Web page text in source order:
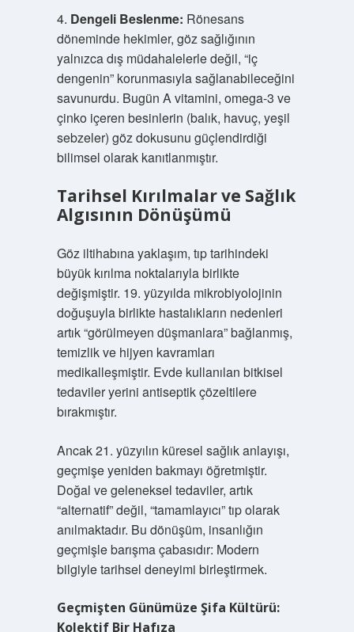
4. Dengeli Beslenme: Rönesans
döneminde hekimler, göz sağlığının
yalnızca dış müdahalelerle değil, “iç
dengenin” korunmasıyla sağlanabileceğini
savunurdu. Bugün A vitamini, omega-3 ve
çinko içeren besinlerin (balık, havuç, yeşil
sebzeler) göz dokusunu güçlendirdiği
bilimsel olarak kanıtlanmıştır.
Tarihsel Kırılmalar ve Sağlık
Algısının Dönüşümü
Göz iltihabına yaklaşım, tıp tarihindeki
büyük kırılma noktalarıyla birlikte
değişmiştir. 19. yüzyılda mikrobiyolojinin
doğuşuyla birlikte hastalıkların nedenleri
artık “görülmeyen düşmanlara” bağlanmış,
temizlik ve hijyen kavramları
medikalleşmiştir. Evde kullanılan bitkisel
tedaviler yerini antiseptik çözeltilere
bırakmıştır.
Ancak 21. yüzyılın küresel sağlık anlayışı,
geçmişe yeniden bakmayı öğretmiştir.
Doğal ve geleneksel tedaviler, artık
“alternatif” değil, “tamamlayıcı” tıp olarak
anılmaktadır. Bu dönüşüm, insanlığın
geçmişle barışma çabasıdır: Modern
bilgiyle tarihsel deneyimi birleştirmek.
Geçmişten Günümüze Şifa Kültürü:
Kolektif Bir Hafıza